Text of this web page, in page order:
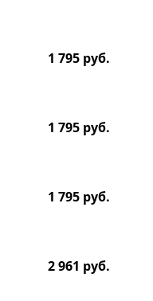
1 795 руб.
1 795 руб.
1 795 руб.
2 961 руб.